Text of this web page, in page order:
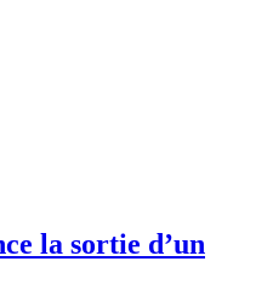
la sortie d’un